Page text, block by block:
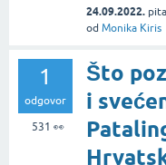
24.09.2022.
od Monika Kiris
1
odgovor
531 👀
Što
i